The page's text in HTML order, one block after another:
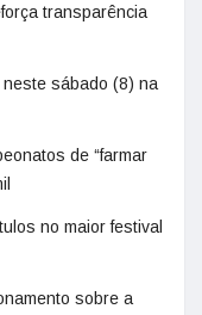
transparência
sábado (8) na
de “farmar
no maior festival
sobre a